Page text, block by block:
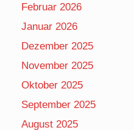
Februar 2026
Januar 2026
Dezember 2025
November 2025
Oktober 2025
September 2025
August 2025